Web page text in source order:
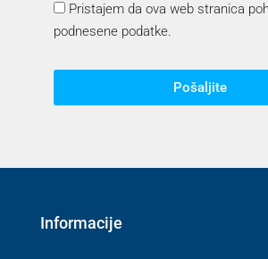
Pristajem da ova web stranica
podnesene podatke.
Pošaljite
Informacije